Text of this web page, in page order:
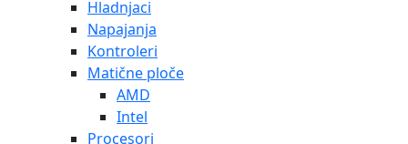
Hladnjaci
Napajanja
Kontroleri
Matične ploče
AMD
Intel
Procesori